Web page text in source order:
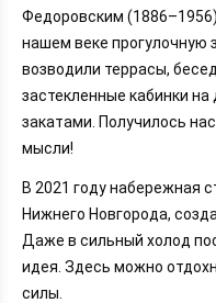
Федоровским
нашем веке прогулочную
возводили террасы,
застекленные кабинки
закатами. Получилось
мысли!
В 2021 году набережная
Нижнего Новгорода,
Даже в сильный холод
идея. Здесь можно
силы.